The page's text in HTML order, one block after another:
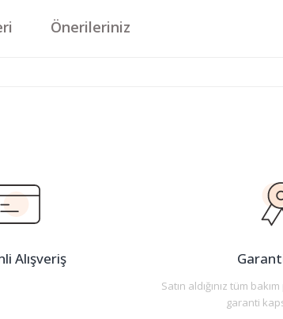
Önerileriniz
Alışveriş
Satın aldığınız tüm
garanti